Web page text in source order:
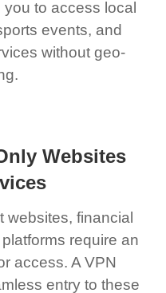
to access local
events, and
without geo-
Websites
websites, financial
require an
access. A VPN
entry to these